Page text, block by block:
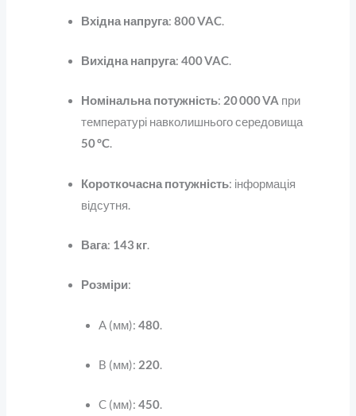
Вхідна напруга: 800 VAC.
Вихідна напруга: 400 VAC.
Номінальна потужність: 20 000 VA при
температурі навколишнього середовища
50 °C.
Короткочасна потужність: інформація
відсутня.
Вага: 143 кг.
Розміри:
A (мм): 480.
B (мм): 220.
C (мм): 450.